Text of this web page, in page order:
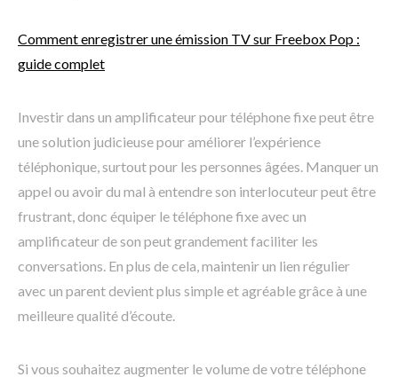
Comment enregistrer une émission TV sur Freebox Pop :
guide complet
Investir dans un amplificateur pour téléphone fixe peut être
une solution judicieuse pour améliorer l’expérience
téléphonique, surtout pour les personnes âgées. Manquer un
appel ou avoir du mal à entendre son interlocuteur peut être
frustrant, donc équiper le téléphone fixe avec un
amplificateur de son peut grandement faciliter les
conversations. En plus de cela, maintenir un lien régulier
avec un parent devient plus simple et agréable grâce à une
meilleure qualité d’écoute.
Si vous souhaitez augmenter le volume de votre téléphone